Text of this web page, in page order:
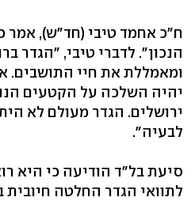
ח"כ אחמד טיבי (חד"ש), אמר
הנכון". לדברי טיבי, "הגדר
ומאמללת את חיי התושבים.
יהיה השלכה על הקטעים
ירושלים. הגדר מעולם לא
לבעיה".
סיעת בל"ד הודיעה כי היא
לתוואי הגדר החלטה חיובית